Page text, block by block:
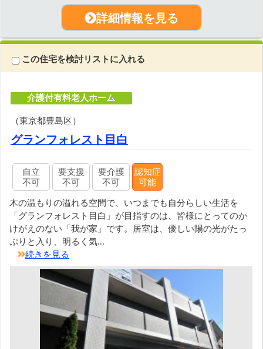
詳細情報を見る
この住宅を検討リストに入れる
介護付有料老人ホーム
（東京都豊島区）
グランフォレスト目白
自立
不可
要支援
不可
要介護
不可
認知症
可能
木の温もりの溢れる空間で、いつまでも自分らしい生活を
「グランフォレスト目白」が目指すのは、皆様にとってのか
けがえのない「我が家」です。居室は、優しい陽の光がたっ
ぷりと入り、明るく気...
続きを見る